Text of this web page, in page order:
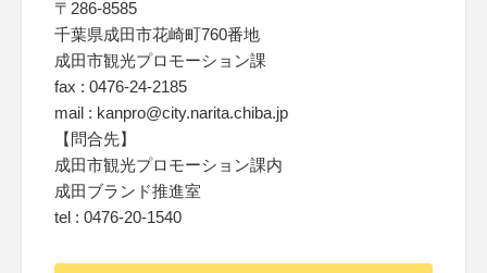
〒286-8585
千葉県成田市花崎町760番地
成田市観光プロモーション課
fax : 0476-24-2185
mail : kanpro@city.narita.chiba.jp
【問合先】
成田市観光プロモーション課内
成田ブランド推進室
tel : 0476-20-1540